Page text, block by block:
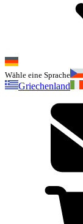
Wähle eine Sprache
Griechenland